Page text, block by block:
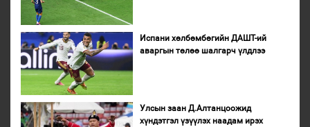
Испани хөлбөмбөгийн ДАШТ-ий
аваргын төлөө шалгарч үлдлээ
Улсын заан Д.Алтанцоожид
хүндэтгэл үзүүлэх наадам ирэх